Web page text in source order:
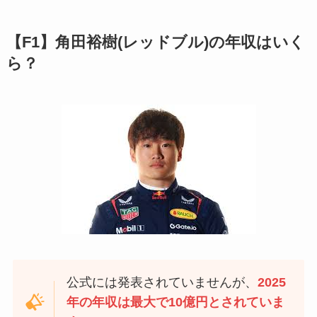
【F1】角田裕樹(レッドブル)の年収はいく
ら？
公式には発表されていませんが、2025
年の年収は最大で10億円とされていま